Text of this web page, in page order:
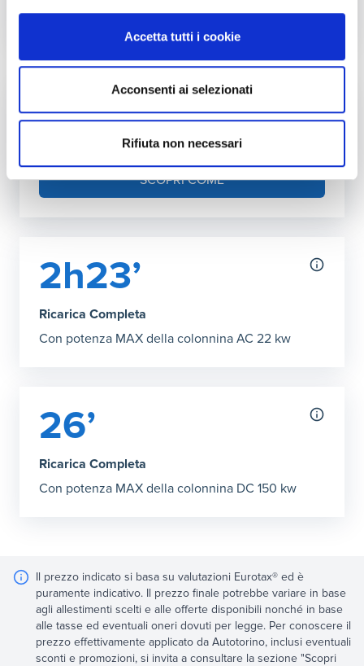
Accetta tutti i cookie
Acconsenti ai selezionati
Rifiuta non necessari
Autonomia ricarica DC (150kW max)
26’ Ricarica Completa:87 km
Fai l'upgrade a più kW in casa
SCOPRI COME
2h23’
Ricarica Completa
Con potenza MAX della colonnina AC 22 kw
26’
Ricarica Completa
Con potenza MAX della colonnina DC 150 kw
Il prezzo indicato si basa su valutazioni Eurotax® ed è
puramente indicativo. Il prezzo finale potrebbe variare in base
agli allestimenti scelti e alle offerte disponibili nonché in base
alle tasse ed eventuali oneri dovuti per legge. Per conoscere il
prezzo effettivamente applicato da Autotorino, inclusi eventuali
sconti e promozioni, si invita a consultare la sezione "Scopri